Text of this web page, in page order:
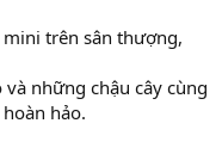
trên sân thượng,
những chậu cây cùng
hảo.